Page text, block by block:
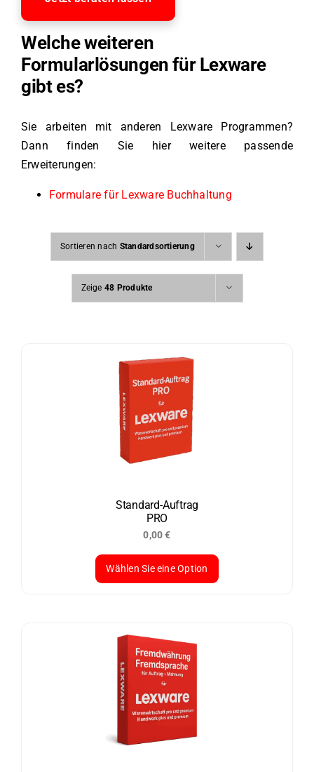
Welche weiteren
Formularlösungen für Lexware
gibt es?
Sie arbeiten mit anderen Lexware Programmen?
Dann finden Sie hier weitere passende
Erweiterungen:
Formulare für Lexware Buchhaltung
Sortieren nach Standardsortierung
Zeige 48 Produkte
Standard-Auftrag
PRO
0,00€
Wählen Sie eine Option
mehrere
Varianten
Optionen
können